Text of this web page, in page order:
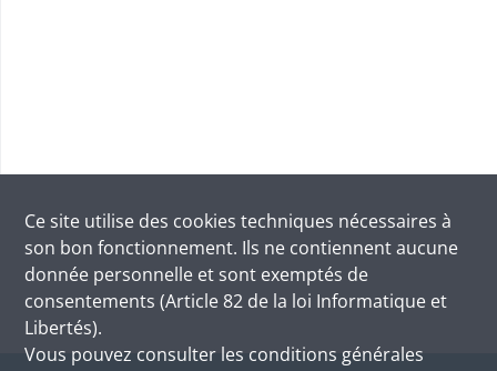
Ce site utilise des cookies techniques nécessaires à
son bon fonctionnement. Ils ne contiennent aucune
donnée personnelle et sont exemptés de
consentements (Article 82 de la loi Informatique et
Libertés).
Vous pouvez consulter les conditions générales